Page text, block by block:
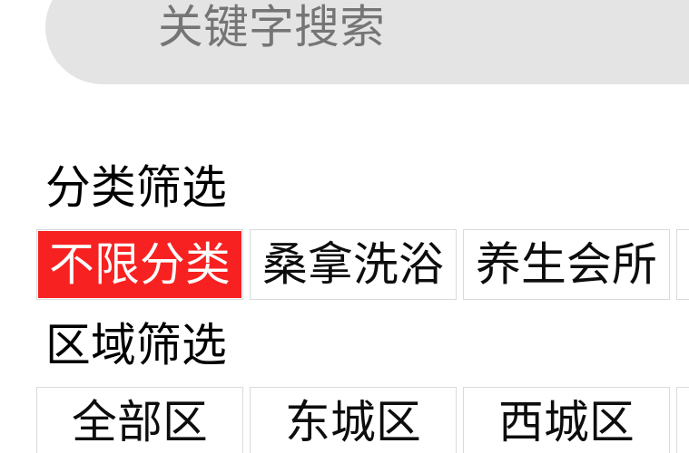
分类筛选
不限分类
桑拿洗浴 养生会所
区域筛选
全部区
东城区 西城区